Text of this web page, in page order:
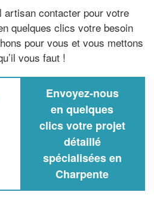
artisan contacter pour votre
quelques clics votre besoin
pour vous et vous mettons
vous faut !
Envoyez-nous
en quelques
clics votre projet
détaillé
spécialisées en
Charpente